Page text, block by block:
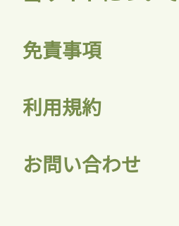
免責事項
利用規約
お問い合わせ